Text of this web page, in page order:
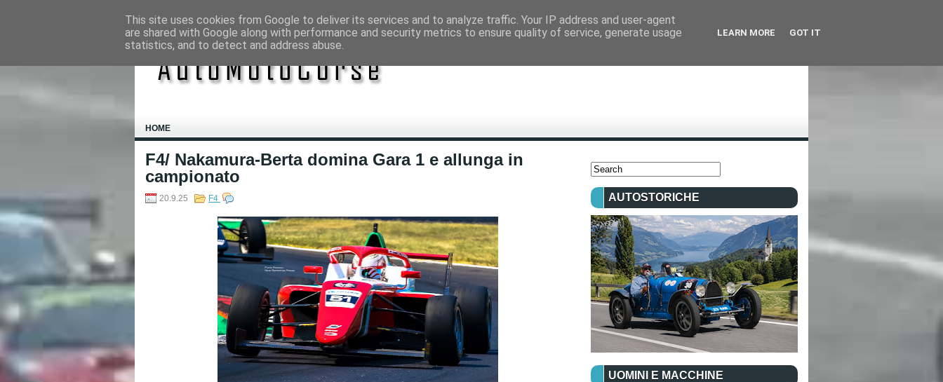
HOME
F4/ Nakamura-Berta domina Gara 1 e allunga in
campionato
20.9.25 F4 AUTOSTORICHE
UOMINI E MACCHINE
This site uses cookies from Google to deliver its services and to analyze traffic. Your IP address and user-agent
are shared with Google along with performance and security metrics to ensure quality of service, generate usage
statistics, and to detect and address abuse.
LEARN MORE GOT IT